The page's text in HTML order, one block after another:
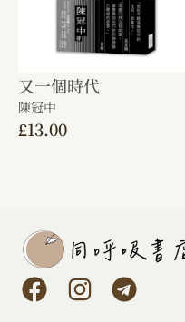
又一個時代
陳冠中
£13.00